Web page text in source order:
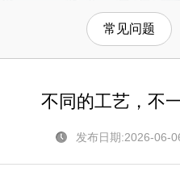
常见问题
不同的工艺，不
发布日期:2026-06-